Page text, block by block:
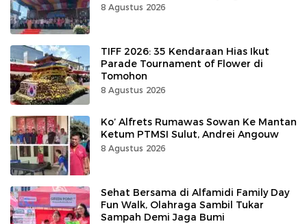
8 Agustus 2026
TIFF 2026: 35 Kendaraan Hias Ikut
Parade Tournament of Flower di
Tomohon
8 Agustus 2026
Ko’ Alfrets Rumawas Sowan Ke Mantan
Ketum PTMSI Sulut, Andrei Angouw
8 Agustus 2026
Sehat Bersama di Alfamidi Family Day
Fun Walk, Olahraga Sambil Tukar
Sampah Demi Jaga Bumi